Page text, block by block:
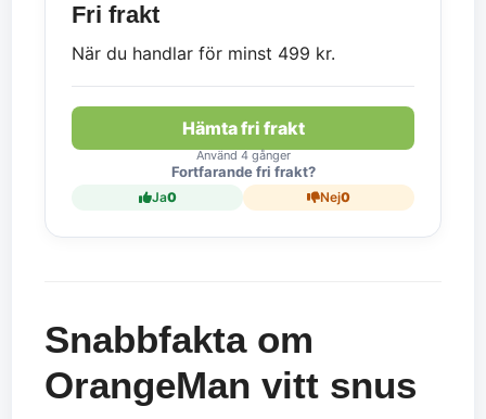
Fri frakt
När du handlar för minst 499 kr.
Hämta fri frakt
Använd 4 gånger
Fortfarande fri frakt?
Ja0 Nej0
Snabbfakta om
OrangeMan vitt snus